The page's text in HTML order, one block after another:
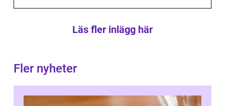
Läs fler inlägg här
Fler nyheter